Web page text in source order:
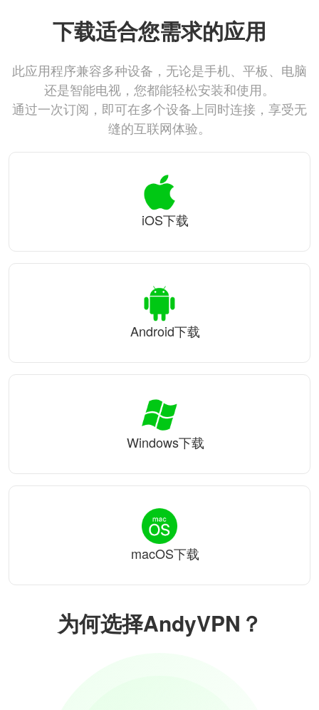
为何选择AndyVPN？
下载适合您需求的应用
此应用程序兼容多种设备，无论是手机、平板、电脑
还是智能电视，您都能轻松安装和使用。
通过一次订阅，即可在多个设备上同时连接，享受无
缝的互联网体验。
iOS下载
Android下载
Windows下载
macOS下载